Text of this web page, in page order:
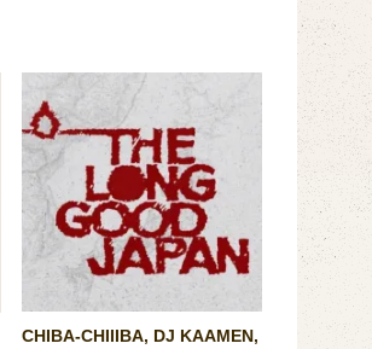
CHIBA-CHIIIBA, DJ KAAMEN,